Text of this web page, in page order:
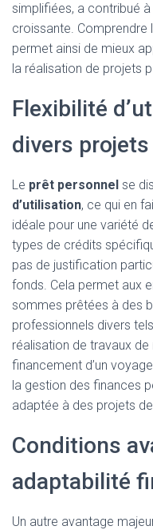
simplifiées, a contribué
croissante. Comprendre
permet ainsi de mieux
la réalisation de projets
Flexibilité
divers projets
Le prêt personnel se
d’utilisation, ce qui en
idéale pour une variété
types de crédits
pas de justification
fonds. Cela permet aux
sommes prêtées à des
professionnels divers
réalisation de travaux
financement d’un
la gestion des finances
adaptée à des projets
Conditions
adaptabilité
Un autre avantage